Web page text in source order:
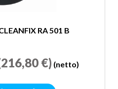
RA 501 B
€) (netto)